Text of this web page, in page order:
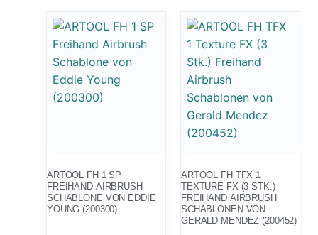
ARTOOL FH 1 SP
FREIHAND AIRBRUSH
SCHABLONE VON EDDIE
YOUNG (200300)
ARTOOL FH TFX 1
TEXTURE FX (3 STK.)
FREIHAND AIRBRUSH
SCHABLONEN VON
GERALD MENDEZ (200452)